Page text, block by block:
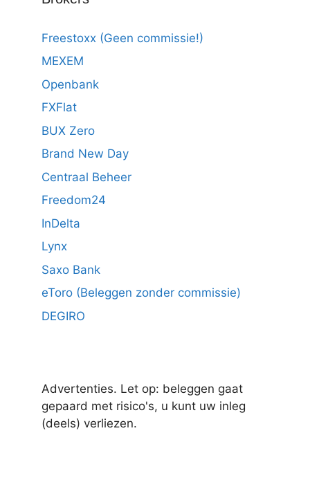
Freestoxx (Geen commissie!)
MEXEM
Openbank
FXFlat
BUX Zero
Brand New Day
Centraal Beheer
Freedom24
InDelta
Lynx
Saxo Bank
eToro (Beleggen zonder commissie)
DEGIRO
Advertenties. Let op: beleggen gaat
gepaard met risico's, u kunt uw inleg
(deels) verliezen.